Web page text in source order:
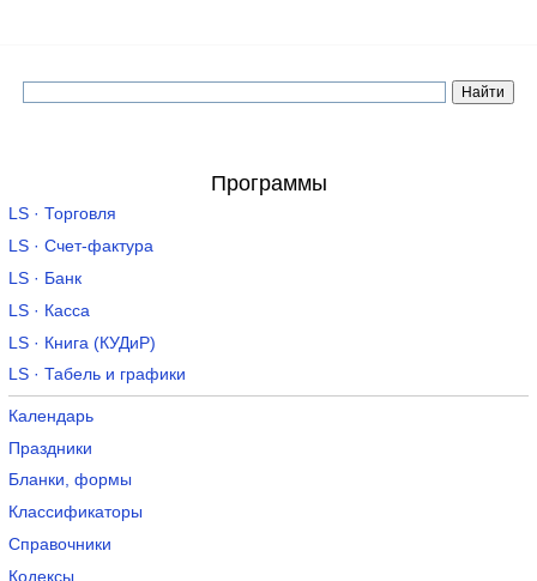
Программы
LS · Торговля
LS · Счет-фактура
LS · Банк
LS · Касса
LS · Книга (КУДиР)
LS · Табель и графики
Календарь
Праздники
Бланки, формы
Классификаторы
Справочники
Кодексы